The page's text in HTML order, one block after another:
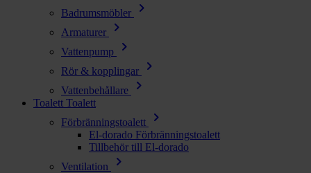
Badrumsmöbler chevron_right
Armaturer chevron_right
Vattenpump chevron_right
Rör & kopplingar chevron_right
Vattenbehållare chevron_right
Toalett Toalett
Förbränningstoalett
chevron_right
El-dorado Förbränningstoalett
Tillbehör till El-dorado
Ventilation
chevron_right